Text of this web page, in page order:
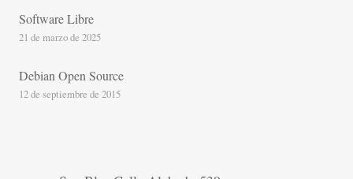
Software Libre
21 de marzo de 2025
Debian Open Source
12 de septiembre de 2015